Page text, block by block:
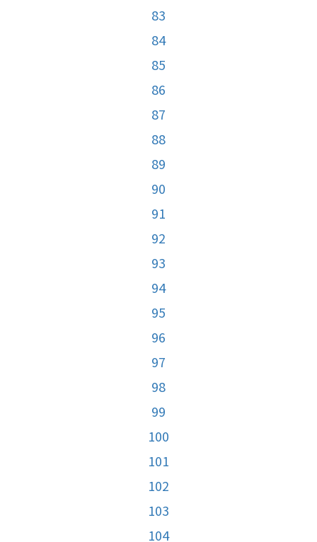
83
84
85
86
87
88
89
90
91
92
93
94
95
96
97
98
99
100
101
102
103
104